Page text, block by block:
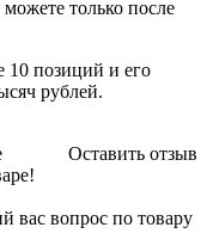
только после
10 позиций и его
рублей.
Оставить отзыв
вас вопрос по товару